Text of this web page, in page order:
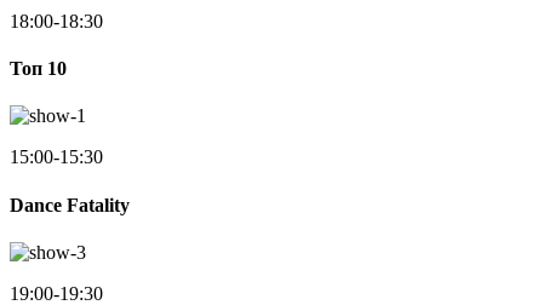
18:00-18:30
Toп 10
15:00-15:30
Dance Fatality
19:00-19:30